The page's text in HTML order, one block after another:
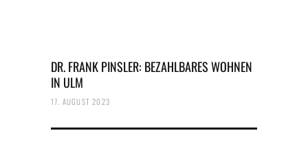
DR. FRANK PINSLER: BEZAHLBARES WOHNEN
IN ULM
17. AUGUST 2023